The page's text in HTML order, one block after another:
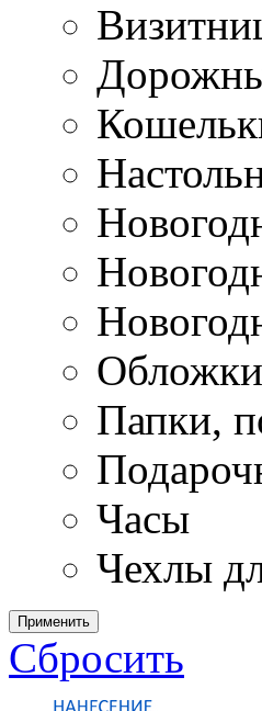
Папки,
Часы
Чехлы
Применить
Сбросить